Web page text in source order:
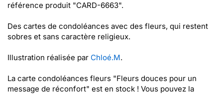
référence produit "CARD-6663".
Des cartes de condoléances avec des fleurs, qui restent
sobres et sans caractère religieux.
Illustration réalisée par Chloé.M.
La carte condoléances fleurs "Fleurs douces pour un
message de réconfort" est en stock ! Vous pouvez la